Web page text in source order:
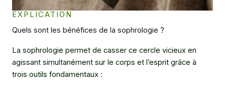
EXPLICATION
Quels sont les bénéfices de la sophrologie ?
La sophrologie permet de casser ce cercle vicieux en
agissant simultanément sur le corps et l’esprit grâce à
trois outils fondamentaux :